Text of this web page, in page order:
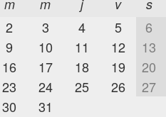
m m j v s
2 3 4 5 6
9 10 11 12 13
16 17 18 19 20
23 24 25 26 27
30 31